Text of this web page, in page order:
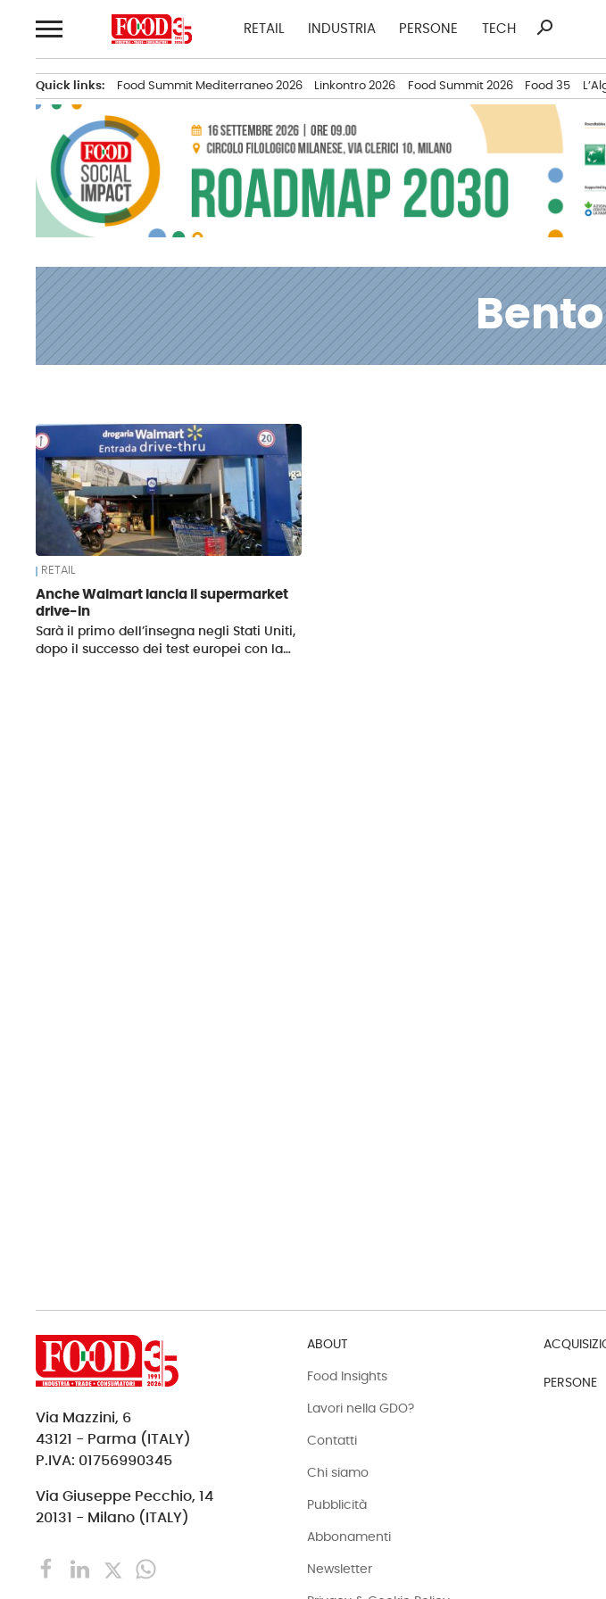
al
RETAIL INDUSTRIA PERSONE TECH
Ricerca
search
Quick links: Food Summit Mediterraneo 2026 Linkontro 2026 Food Summit 2026 Food 35
News
RETAIL
Anche Walmart lancia il supermarket
drive-in
Sarà il primo dell’insegna negli Stati Uniti,
dopo il successo dei test europei con la…
Via Mazzini, 6
43121 - Parma (ITALY)
P.IVA: 01756990345
Via Giuseppe Pecchio, 14
20131 - Milano (ITALY)
ABOUT
Food Insights
Lavori nella GDO?
Contatti
Chi siamo
Pubblicità
Abbonamenti
Newsletter
PERSONE